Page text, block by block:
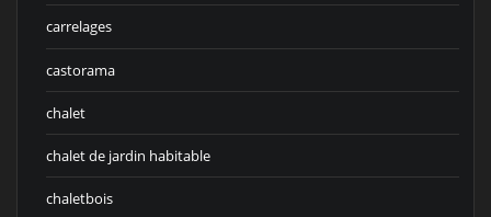
carrelages
castorama
chalet
chalet de jardin habitable
chaletbois